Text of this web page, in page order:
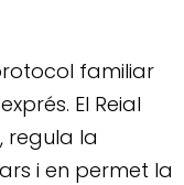
familiar
El Reial
regula la
i en permet la